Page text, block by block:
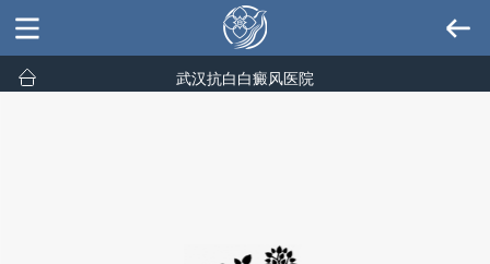
武汉抗白白癜风医院